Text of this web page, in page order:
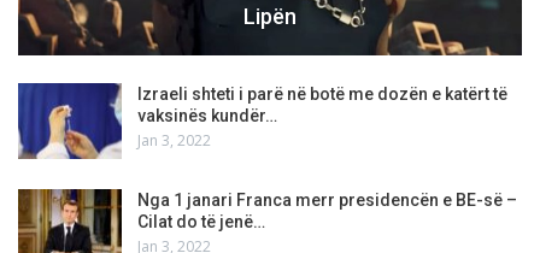
Lipën
Izraeli shteti i parë në botë me dozën e katërt të
vaksinës kundër…
Jan 3, 2022
Nga 1 janari Franca merr presidencën e BE-së –
Cilat do të jenë…
Jan 3, 2022